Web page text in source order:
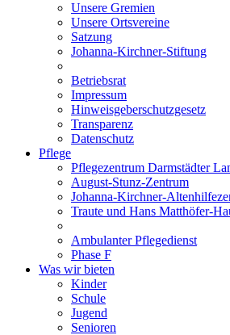
Unsere Gremien
Unsere Ortsvereine
Satzung
Johanna-Kirchner-Stiftung
Betriebsrat
Impressum
Hinweisgeberschutzgesetz
Transparenz
Datenschutz
Pflege
Pflegezentrum Darmstädter
August-Stunz-Zentrum
Johanna-Kirchner-
Traute und Hans Matthöfer-
Ambulanter Pflegedienst
Phase F
Was wir bieten
Kinder
Schule
Jugend
Senioren